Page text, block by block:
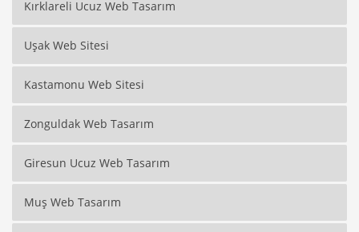
Kırklareli Ucuz Web Tasarım
Uşak Web Sitesi
Kastamonu Web Sitesi
Zonguldak Web Tasarım
Giresun Ucuz Web Tasarım
Muş Web Tasarım